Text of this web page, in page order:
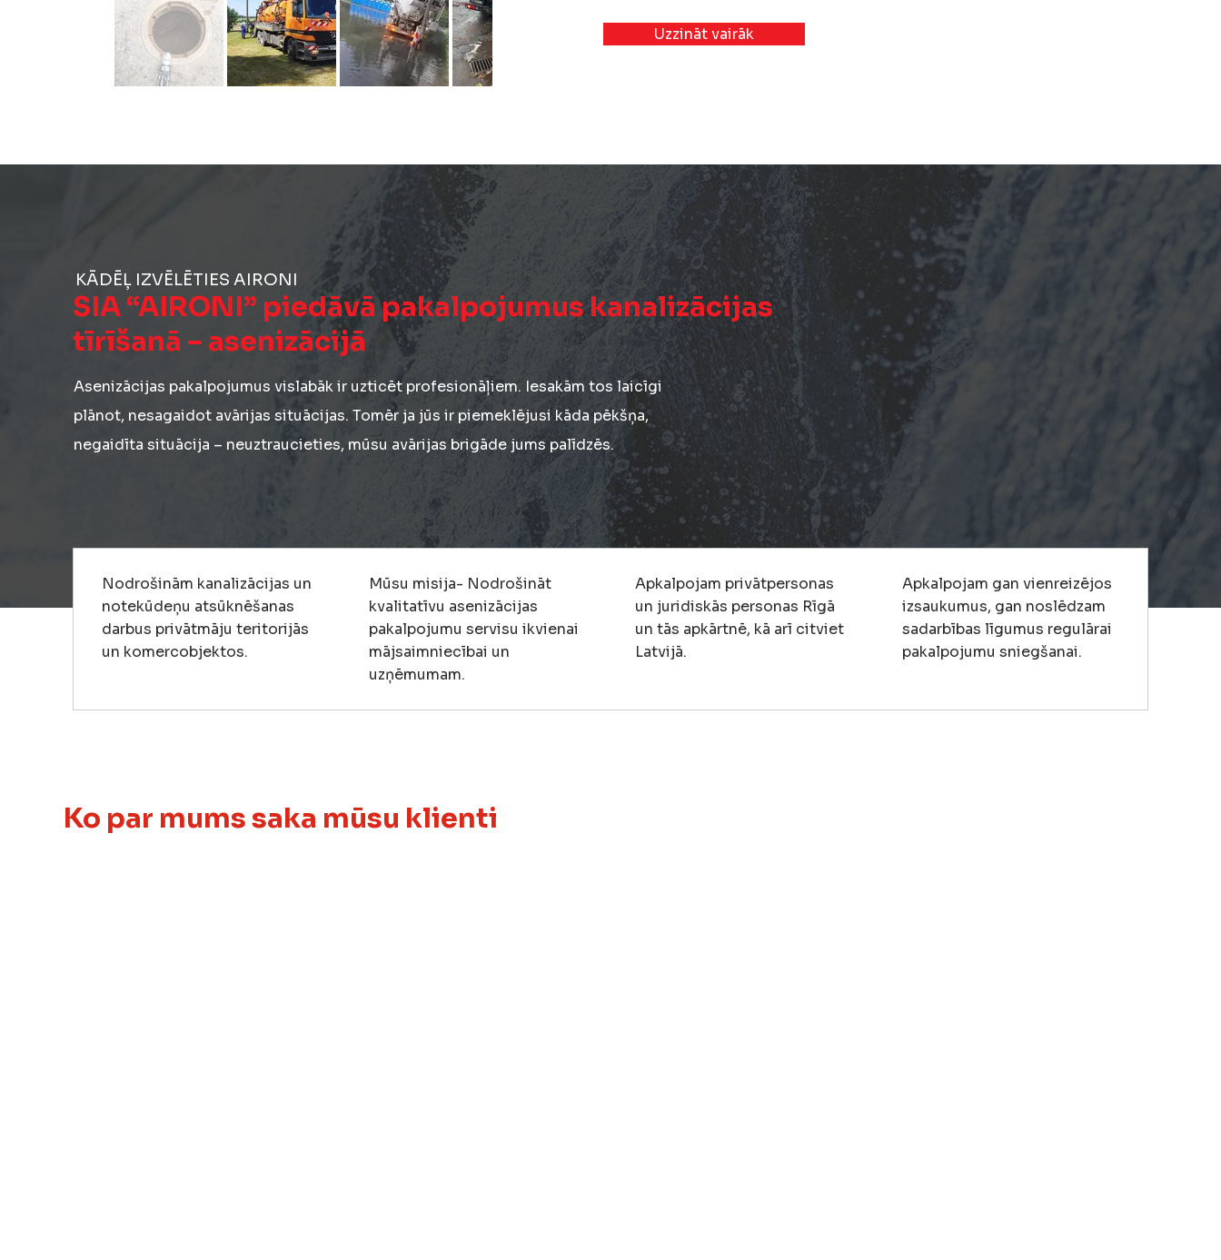
Uzzināt vairāk
Ko par mums saka mūsu klienti
KĀDĒĻ IZVĒLĒTIES AIRONI
SIA “AIRONI” piedāvā pakalpojumus kanalizācijas
tīrīšanā – asenizācijā
Asenizācijas pakalpojumus vislabāk ir uzticēt profesionāļiem. Iesakām tos laicīgi
plānot, nesagaidot avārijas situācijas. Tomēr ja jūs ir piemeklējusi kāda pēkšņa,
negaidīta situācija – neuztraucieties, mūsu avārijas brigāde jums palīdzēs.
Nodrošinām kanalizācijas un
notekūdeņu atsūknēšanas
darbus privātmāju teritorijās
un komercobjektos.
Mūsu misija- Nodrošināt
kvalitatīvu asenizācijas
pakalpojumu servisu ikvienai
mājsaimniecībai un
uzņēmumam.
Apkalpojam privātpersonas
un juridiskās personas Rīgā
un tās apkārtnē, kā arī citviet
Latvijā.
Apkalpojam gan vienreizējos
izsaukumus, gan noslēdzam
sadarbības līgumus regulārai
pakalpojumu sniegšanai.